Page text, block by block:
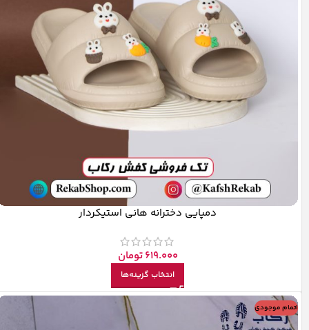
دمپایی دخترانه هانی استیکردار
619.000تومان
انتخاب گزینه‌ها
اتمام موجودی